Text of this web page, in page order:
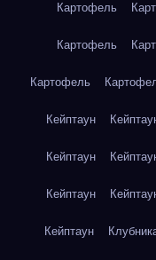
Картофель
Картофель
Картофель
Кейптаун
Кейптаун
Кейптаун
Кейптаун